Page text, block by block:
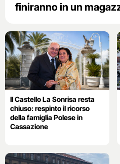
finiranno in un
Il Castello La Sonrisa resta
chiuso: respinto il ricorso
della famiglia Polese in
Cassazione